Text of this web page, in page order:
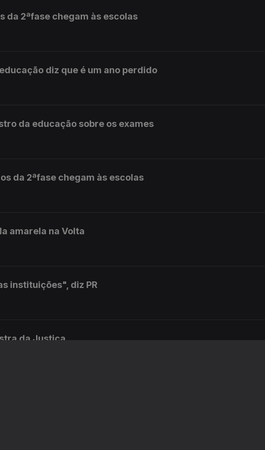
da 2ªfase chegam às escolas
diz que é um ano perdido
da educação sobre os exames
da 2ªfase chegam às escolas
amarela na Volta
instituições", diz PR
da Justiça